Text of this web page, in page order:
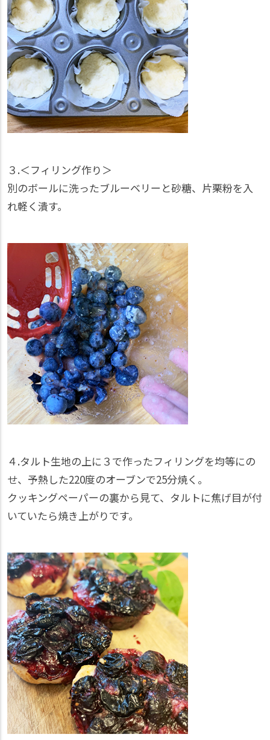
３.＜フィリング作り＞
別のボールに洗ったブルーベリーと砂糖、片栗粉を入
れ軽く潰す。
４.タルト生地の上に３で作ったフィリングを均等にの
せ、予熱した220度のオーブンで25分焼く。
クッキングペーパーの裏から見て、タルトに焦げ目が付
いていたら焼き上がりです。